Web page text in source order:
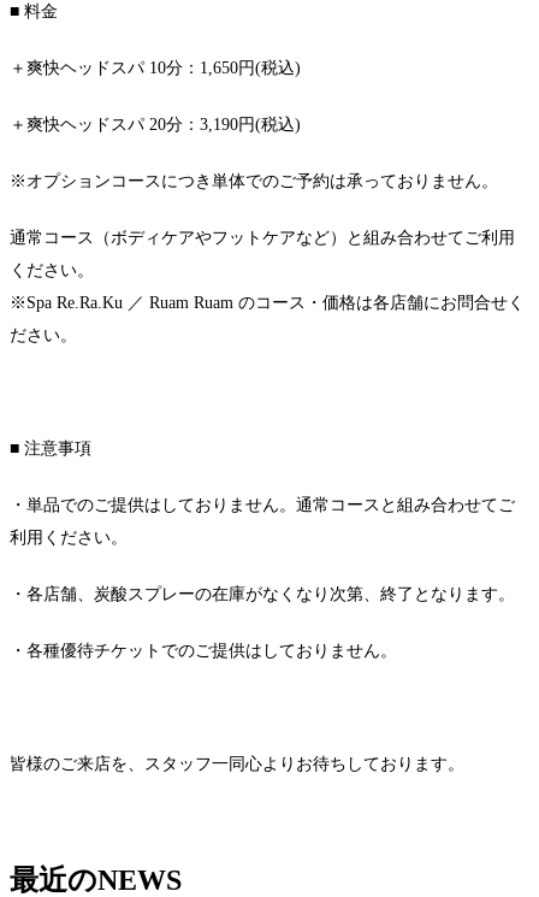
■ 料金
＋爽快ヘッドスパ 10分：1,650円(税込)
＋爽快ヘッドスパ 20分：3,190円(税込)
※オプションコースにつき単体でのご予約は承っておりません。
通常コース（ボディケアやフットケアなど）と組み合わせてご利用
ください。
※Spa Re.Ra.Ku ／ Ruam Ruam のコース・価格は各店舗にお問合せく
ださい。
■ 注意事項
・単品でのご提供はしておりません。通常コースと組み合わせてご
利用ください。
・各店舗、炭酸スプレーの在庫がなくなり次第、終了となります。
・各種優待チケットでのご提供はしておりません。
皆様のご来店を、スタッフ一同心よりお待ちしております。
最近のNEWS